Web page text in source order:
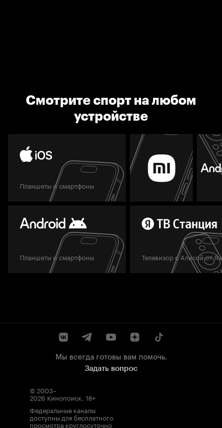
Смотрите спорт на любом
устройстве
Планшеты и смартфоны
Планшеты и смартфоны Телевизор с Алисой от
Мы всегда готовы вам помочь.
Задать вопрос
© 2003–
2026 Кинопоиск. 18+
Федеральные каналы
доступны для бесплатного
просмотра круглосуточно